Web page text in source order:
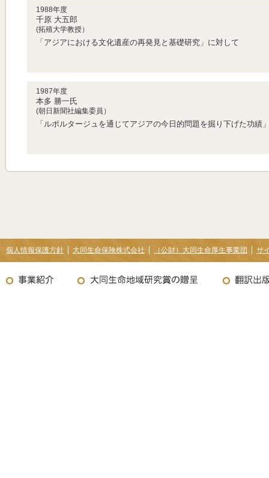
1988年度
千原 大五郎
(拓殖大学教授）
「アジアにおける文化遺産の再発見と基礎研究」に対して
1987年度
本多 勝一氏
(朝日新聞社編集委員）
「ルポルタージュを通じてアジアの今日的問題を掘り下げた功績
個人情報保護方針 大同生命保険株式会社 （公財）大同生命厚生事業団 サ